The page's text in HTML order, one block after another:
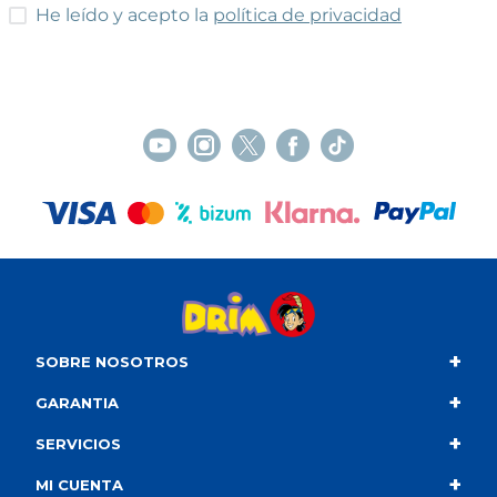
He leído y acepto las condiciones
He leído y acepto la política de privacidad
SOBRE NOSOTROS +
Contacto
Quiénes somos
Catálogo
GARANTIA +
Condiciones de compra
Política de privacidad
SERVICIOS +
Envío
MI CUENTA +